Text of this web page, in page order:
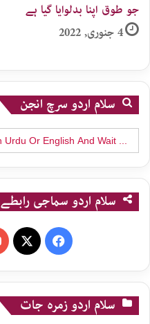
جو طوق اپنا بدلوایا گیا ہے
4 جنوری, 2022
سلام اردو سرچ انجن
Search
for:
سلام اردو سماجی رابطے
Facebook
سلام اردو زمرہ جات